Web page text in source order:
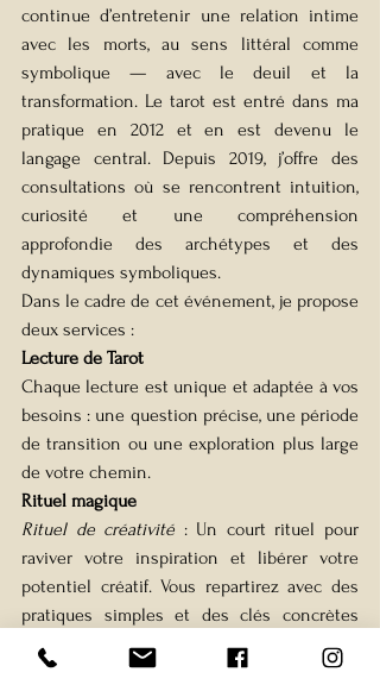
continue d’entretenir une relation intime
avec les morts, au sens littéral comme
symbolique — avec le deuil et la
transformation. Le tarot est entré dans ma
pratique en 2012 et en est devenu le
langage central. Depuis 2019, j’offre des
consultations où se rencontrent intuition,
curiosité et une compréhension
approfondie des archétypes et des
dynamiques symboliques.
Dans le cadre de cet événement, je propose
deux services :
Lecture de Tarot
Chaque lecture est unique et adaptée à vos
besoins : une question précise, une période
de transition ou une exploration plus large
de votre chemin.
Rituel magique
Rituel de créativité : Un court rituel pour
raviver votre inspiration et libérer votre
potentiel créatif. Vous repartirez avec des
pratiques simples et des clés concrètes
pour nourrir votre imagination au quotidien
et laisser vos idées circuler plus librement.